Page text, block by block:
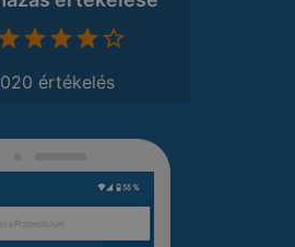
értékelés